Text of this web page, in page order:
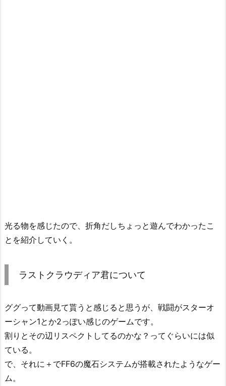
光る物を感じたので、折角だしちょっと遊んでわかったこ
とを紹介していく。
ラストクラウディア君について
ググって動画見て貰うと感じると思うが、戦闘がスターオ
ーシャン1とか2っぽい感じのゲームです。
割りとその辺リスペクトしてるのかな？ってぐらいには似
ている。
で、それに＋でFF6の魔石システムが搭載されたようなゲー
ム。